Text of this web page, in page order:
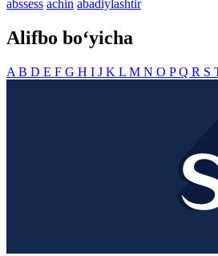
abssess achin abadiylashtir
Alifbo bo‘yicha
A B D E F G H I J K L M N O PQ R S